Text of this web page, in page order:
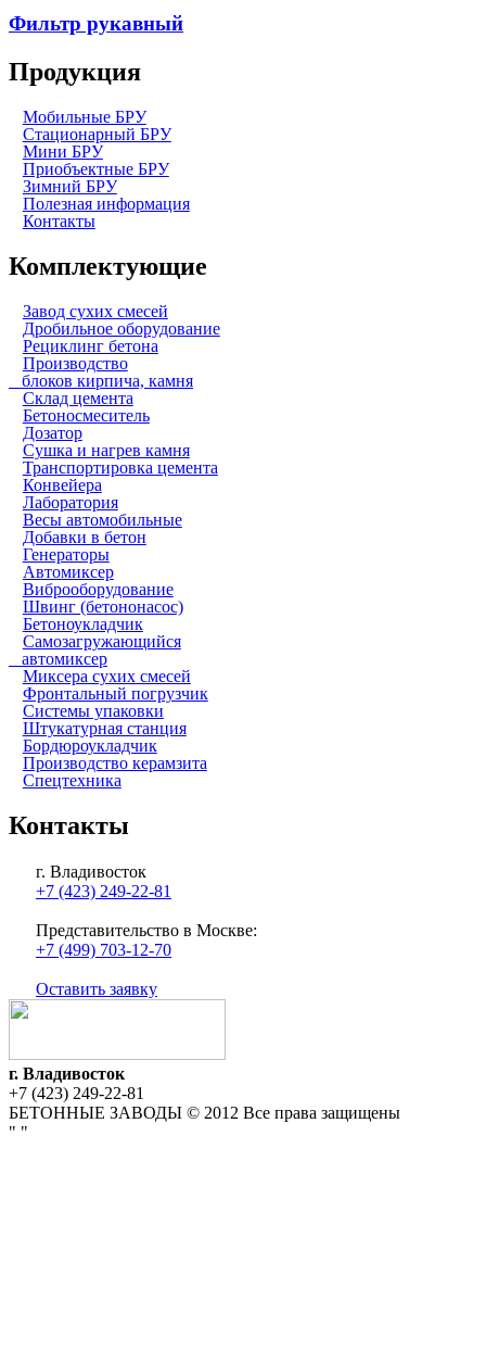
Фильтр рукавный
Продукция
Мобильные БРУ
Стационарный БРУ
Мини БРУ
Приобъектные БРУ
Зимний БРУ
Полезная информация
Контакты
Комплектующие
Завод сухих смесей
Дробильное оборудование
Рециклинг бетона
Производство
блоков кирпича, камня
Склад цемента
Бетоносмеситель
Дозатор
Сушка и нагрев камня
Транспортировка цемента
Конвейера
Лаборатория
Весы автомобильные
Добавки в бетон
Генераторы
Автомиксер
Виброоборудование
Швинг (бетононасос)
Бетоноукладчик
Самозагружающийся
автомиксер
Миксера сухих смесей
Фронтальный погрузчик
Системы упаковки
Штукатурная станция
Бордюроукладчик
Производство керамзита
Спецтехника
Контакты
г. Владивосток
+7 (423) 249-22-81
Представительство в Москве:
+7 (499) 703-12-70
Оставить заявку
г. Владивосток
+7 (423) 249-22-81
БЕТОННЫЕ ЗАВОДЫ © 2012 Все права защищены
" "